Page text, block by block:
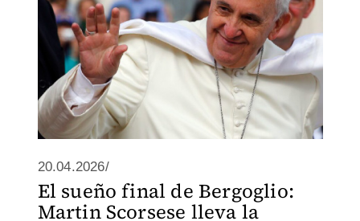
20.04.2026/
El sueño final de Bergoglio:
Martin Scorsese lleva la